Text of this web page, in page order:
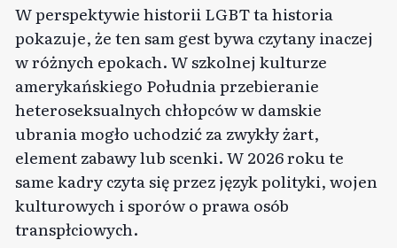
W perspektywie historii LGBT ta historia
pokazuje, że ten sam gest bywa czytany inaczej
w różnych epokach. W szkolnej kulturze
amerykańskiego Południa przebieranie
heteroseksualnych chłopców w damskie
ubrania mogło uchodzić za zwykły żart,
element zabawy lub scenki. W 2026 roku te
same kadry czyta się przez język polityki, wojen
kulturowych i sporów o prawa osób
transpłciowych.